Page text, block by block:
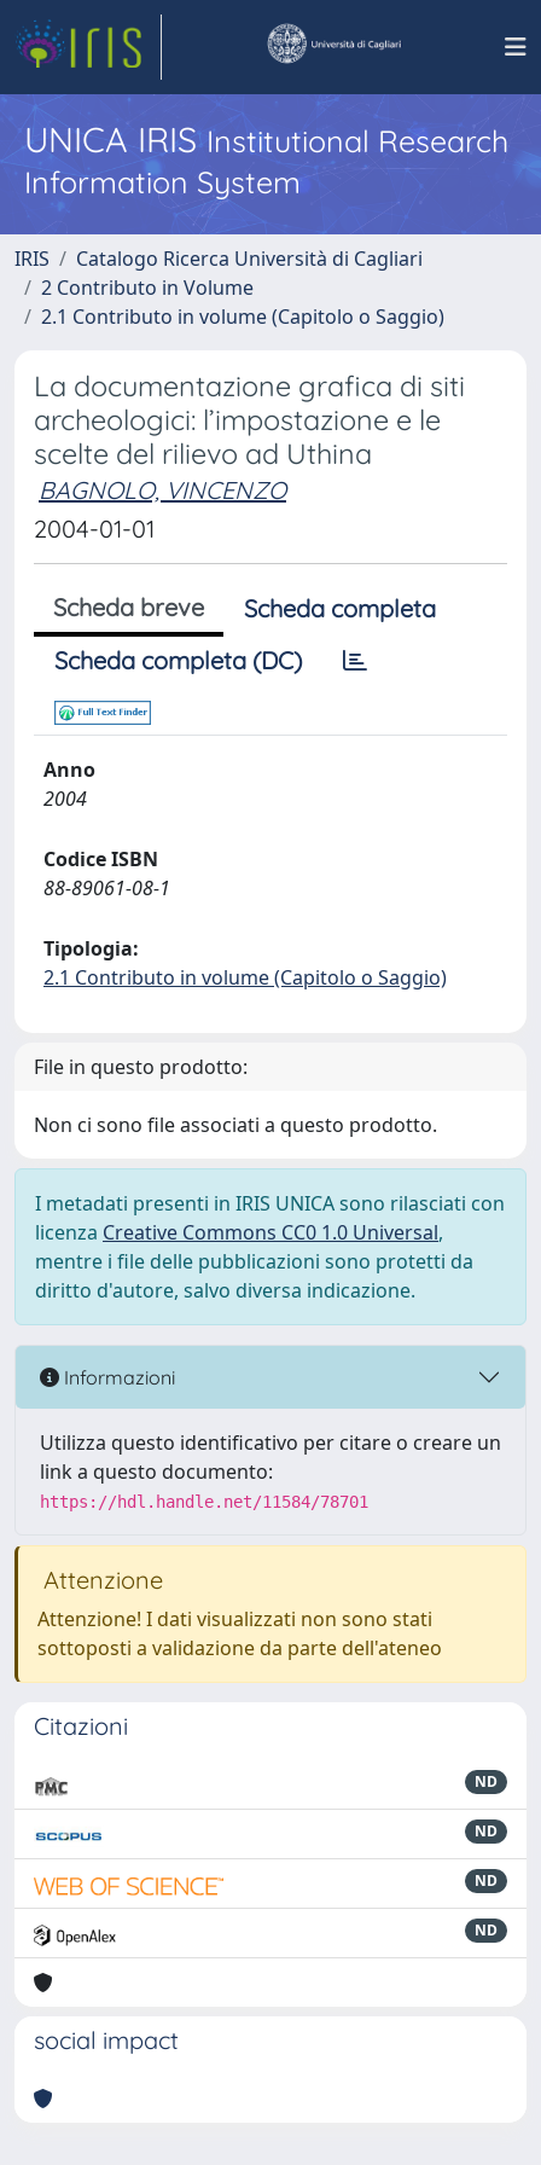
UNICA IRISInstitutional Research
Information System
IRIS
Catalogo Ricerca Università di Cagliari
2 Contributo in Volume
2.1 Contributo in volume (Capitolo o Saggio)
La documentazione grafica di siti
archeologici: l’impostazione e le
scelte del rilievo ad Uthina
BAGNOLO, VINCENZO
2004-01-01
Scheda breve
Scheda completa
Scheda completa (DC)
Anno
2004
Codice ISBN
88-89061-08-1
Tipologia:
2.1 Contributo in volume (Capitolo o Saggio)
File in questo prodotto:
Non ci sono file associati a questo prodotto.
I metadati presenti in IRIS UNICA sono rilasciati con
licenza Creative Commons CC0 1.0 Universal,
mentre i file delle pubblicazioni sono protetti da
diritto d'autore, salvo diversa indicazione.
Informazioni
Utilizza questo identificativo per citare o creare un
link a questo documento:
https://hdl.handle.net/11584/78701
Attenzione
Attenzione! I dati visualizzati non sono stati
sottoposti a validazione da parte dell'ateneo
Citazioni
ND
ND
ND
ND
social impact